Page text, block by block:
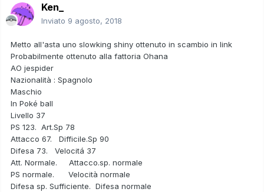
Ken_
Inviato 9 agosto, 2018
Metto all'asta uno slowking shiny ottenuto in scambio in link
Probabilmente ottenuto alla fattoria Ohana
AO jespider
Nazionalità : Spagnolo
Maschio
In Poké ball
Livello 37
PS 123. Art.Sp 78
Attacco 67. Difficile.Sp 90
Difesa 73. Velocitá 37
Att. Normale. Attacco.sp. normale
PS normale. Velocità normale
Difesa sp. Sufficiente. Difesa normale